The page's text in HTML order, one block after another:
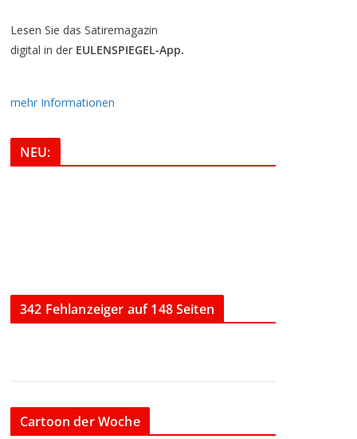
Lesen Sie das Satiremagazin
digital in der EULENSPIEGEL-App.
mehr Informationen
NEU:
342 Fehlanzeiger auf 148 Seiten
Cartoon der Woche